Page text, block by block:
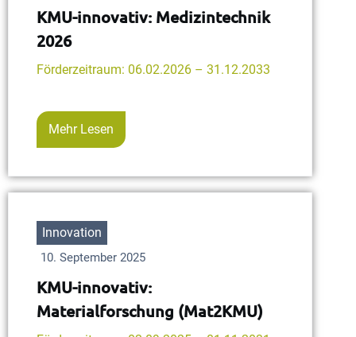
KMU-innovativ: Medizintechnik
2026
Förderzeitraum: 06.02.2026 – 31.12.2033
Mehr Lesen
Innovation
10. September 2025
KMU-innovativ:
Materialforschung (Mat2KMU)